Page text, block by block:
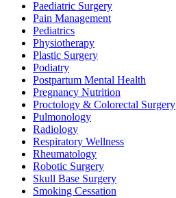
Paediatric Surgery
Pain Management
Pediatrics
Physiotherapy
Plastic Surgery
Podiatry
Postpartum Mental Health
Pregnancy Nutrition
Proctology & Colorectal Surgery
Pulmonology
Radiology
Respiratory Wellness
Rheumatology
Robotic Surgery
Skull Base Surgery
Smoking Cessation